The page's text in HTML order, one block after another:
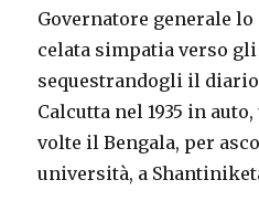
Governatore generale
celata simpatia verso
sequestrandogli il
Calcutta nel 1935 in
volte il Bengala, per
università, a